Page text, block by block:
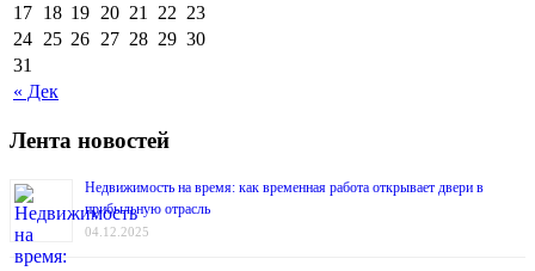
« Дек
17 18 19 20 21 22 23
24 25 26 27 28 29 30
31
Лента новостей
Недвижимость на время: как временная работа открывает двери в
прибыльную отрасль
04.12.2025